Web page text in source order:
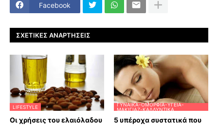
Facebook
ΣΧΕΤΙΚΈΣ ΑΝΑΡΤΉΣΕΙΣ
LIFESTYLE
Οι χρήσεις του ελαιόλαδου
ΓΥΝΑΊΚΑ-ΟΜΟΡΦΙΆ-ΥΓΕΊΑ-
ΜΑΚΙΓΙΆΖ-ΚΑΛΛΥΝΤΙΚΆ
5 υπέροχα συστατικά που